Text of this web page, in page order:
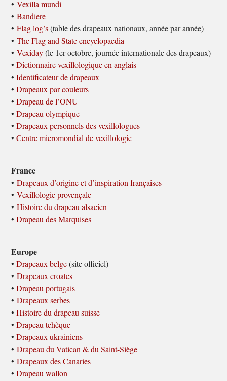
•Vexilla mundi
•Bandiere
•Flag log’s(table des drapeaux nationaux, année par année)
•The Flag and State encyclopaedia
•Vexiday(le 1er octobre, journée internationale des drapeaux)
•Dictionnaire vexillologique en anglais
•Identificateur de drapeaux
•Drapeaux par couleurs
•Drapeau de l’ONU
•Drapeau olympique
•Drapeaux personnels des vexillologues
•Centre micromondial de vexillologie
France
•Drapeaux d’origine et d’inspiration françaises
•Vexillologie provençale
•Histoire du drapeau alsacien
•Drapeau des Marquises
Europe
•Drapeaux belge(site officiel)
•Drapeaux croates
•Drapeau portugais
•Drapeaux serbes
•Histoire du drapeau suisse
•Drapeau tchèque
•Drapeaux ukrainiens
•Drapeau du Vatican & du Saint-Siège
•Drapeaux des Canaries
•Drapeau wallon